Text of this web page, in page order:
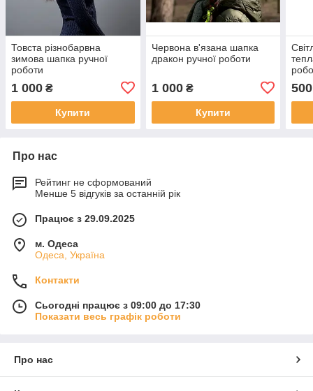
Товста різнобарвна
зимова шапка ручної
роботи
1 000 ₴
Купити
Червона в'язана шапка
дракон ручної роботи
1 000₴
Купити
500
Про нас
Рейтинг не сформований
Менше 5 відгуків за останній рік
Працює з 29.09.2025
м. Одеса
Одеса, Україна
Контакти
Сьогодні працює з 09:00 до 17:30
Показати весь графік роботи
Про нас